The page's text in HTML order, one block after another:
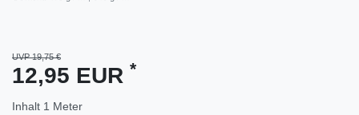
UVP 19,75 €
12,95 EUR *
Inhalt 1 Meter